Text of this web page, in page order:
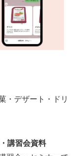
・デザート・ドリ
講習会資料